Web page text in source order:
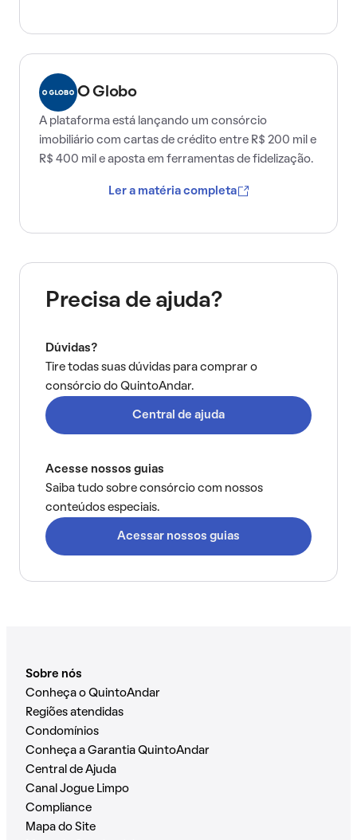
O Globo
A plataforma está lançando um consórcio
imobiliário com cartas de crédito entre R$ 200 mil e
R$ 400 mil e aposta em ferramentas de fidelização.
Ler a matéria completa
Precisa de ajuda?
Dúvidas?
Tire todas suas dúvidas para comprar o
consórcio do QuintoAndar.
Central de ajuda
Acesse nossos guias
Saiba tudo sobre consórcio com nossos
conteúdos especiais.
Acessar nossos guias
Sobre nós
Conheça o QuintoAndar
Regiões atendidas
Condomínios
Conheça a Garantia QuintoAndar
Central de Ajuda
Canal Jogue Limpo
Compliance
Mapa do Site